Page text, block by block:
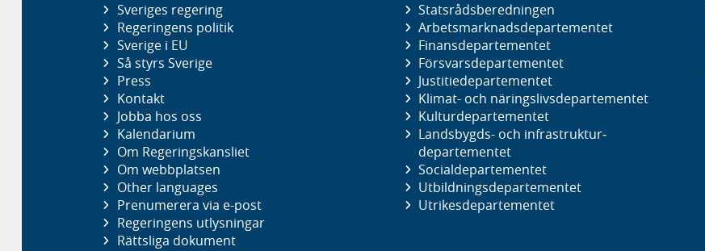
Sveriges regering
Regeringens politik
Sverige i EU
Så styrs Sverige
Press
Kontakt
Jobba hos oss
Kalendarium
Om Regeringskansliet
Om webbplatsen
Other languages
Prenumerera via e-post
Regeringens utlysningar
Rättsliga dokument
Statsrådsberedningen
Arbetsmarknads­departementet
Finans­departementet
Försvars­departementet
Justitie­departementet
Klimat- och näringslivs­departementet
Kultur­departementet
Landsbygds- och infrastruktur­
departementet
Social­departementet
Utbildnings­departementet
Utrikes­departementet